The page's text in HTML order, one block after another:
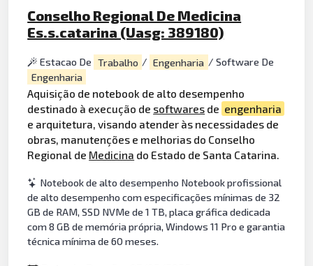
Conselho Regional De Medicina
Es.s.catarina (Uasg: 389180)
Estacao De Trabalho / Engenharia / Software De
Engenharia
Aquisição de notebook de alto desempenho
destinado à execução de softwares de engenharia
e arquitetura, visando atender às necessidades de
obras, manutenções e melhorias do Conselho
Regional de Medicina do Estado de Santa Catarina.
Notebook de alto desempenho Notebook profissional
de alto desempenho com especificações mínimas de 32
GB de RAM, SSD NVMe de 1 TB, placa gráfica dedicada
com 8 GB de memória própria, Windows 11 Pro e garantia
técnica mínima de 60 meses.